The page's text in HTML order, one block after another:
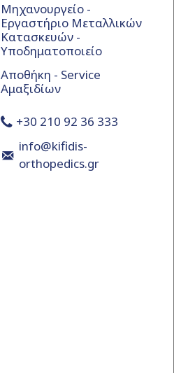
Μηχανουργείο -
Εργαστήριο Μεταλλικών
Κατασκευών -
Υποδηματοποιείο
Αποθήκη - Service
Αμαξιδίων
+30 210 92 36 333
info@kifidis-
orthopedics.gr